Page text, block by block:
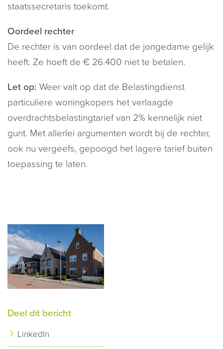
staatssecretaris toekomt.
Oordeel rechter
De rechter is van oordeel dat de jongedame gelijk
heeft. Ze hoeft de € 26.400 niet te betalen.
Let op: Weer valt op dat de Belastingdienst
particuliere woningkopers het verlaagde
overdrachtsbelastingtarief van 2% kennelijk niet
gunt. Met allerlei argumenten wordt bij de rechter,
ook nu vergeefs, gepoogd het lagere tarief buiten
toepassing te laten.
Deel dit bericht
LinkedIn